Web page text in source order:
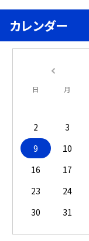
カレンダー
日 月
2
3
9
10
16
17
23
24
30
31